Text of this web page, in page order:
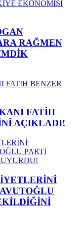
RAĞMEN
FATİH
AÇIKLADI!